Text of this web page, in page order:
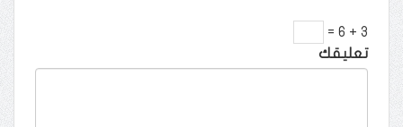
3 + 6 =
تعليقك